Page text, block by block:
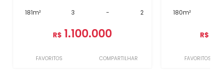
181m² 3 - 2
R$ 1.100.000
FAVORITOS COMPARTILHAR
180m²
R$
FAVORITOS